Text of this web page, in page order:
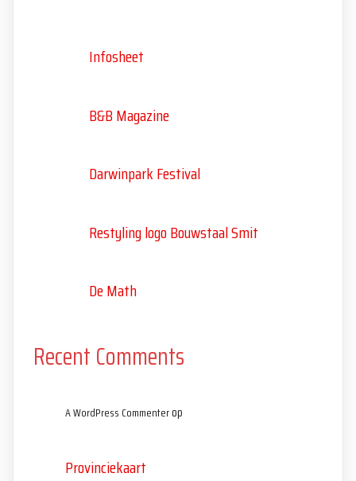
Infosheet
B&B Magazine
Darwinpark Festival
Restyling logo Bouwstaal Smit
De Math
Recent Comments
A WordPress Commenterop
Provinciekaart